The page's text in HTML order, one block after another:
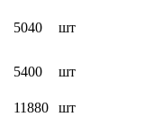
5040 шт
5400
шт
11880
шт